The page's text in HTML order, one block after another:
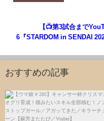
【📺第3試合まで
6『STARDOM in SENDAI
おすすめの記事